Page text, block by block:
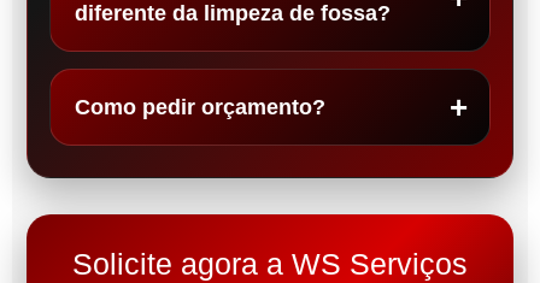
diferente da limpeza de fossa?
Como pedir orçamento?
Solicite agora a WS Serviços